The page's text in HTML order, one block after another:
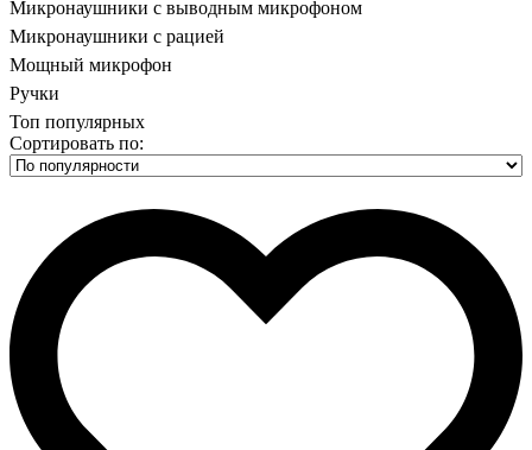
Микронаушники с выводным микрофоном
Микронаушники с рацией
Мощный микрофон
Ручки
Топ популярных
Сортировать по: